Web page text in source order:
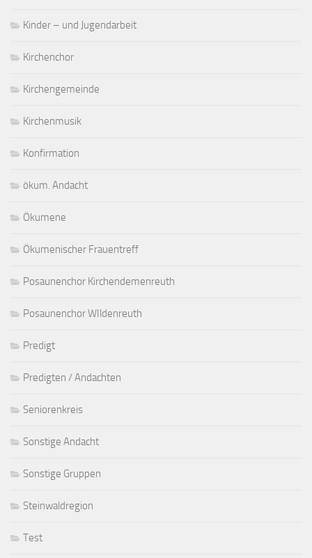
Kinder – und Jugendarbeit
Kirchenchor
Kirchengemeinde
Kirchenmusik
Konfirmation
ökum. Andacht
Ökumene
Ökumenischer Frauentreff
Posaunenchor Kirchendemenreuth
Posaunenchor WIldenreuth
Predigt
Predigten / Andachten
Seniorenkreis
Sonstige Andacht
Sonstige Gruppen
Steinwaldregion
Test